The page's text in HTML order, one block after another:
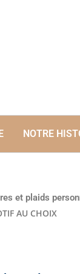
NOTRE
et plaids
AU CHOIX